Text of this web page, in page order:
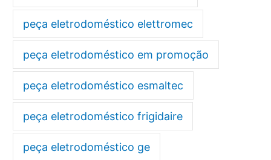
peça eletrodoméstico elettromec
peça eletrodoméstico em promoção
peça eletrodoméstico esmaltec
peça eletrodoméstico frigidaire
peça eletrodoméstico ge